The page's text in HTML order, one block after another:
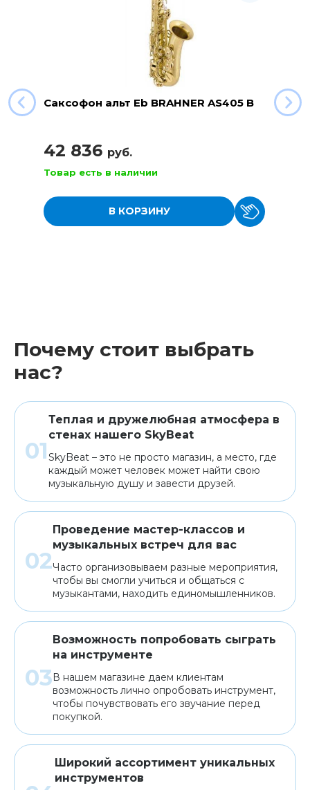
Саксофон альт Eb BRAHNER AS405 B
42 836 руб.
Товар есть в наличии
В КОРЗИНУ
Почему стоит выбрать
нас?
Теплая и дружелюбная атмосфера в
стенах нашего SkyBeat
SkyBeat – это не просто магазин, а место, где
каждый может человек может найти свою
музыкальную душу и завести друзей.
Проведение мастер-классов и
музыкальных встреч для вас
Часто организовываем разные мероприятия,
чтобы вы смогли учиться и общаться с
музыкантами, находить единомышленников.
Возможность попробовать сыграть
на инструменте
В нашем магазине даем клиентам
возможность лично опробовать инструмент,
чтобы почувствовать его звучание перед
покупкой.
Широкий ассортимент уникальных
инструментов